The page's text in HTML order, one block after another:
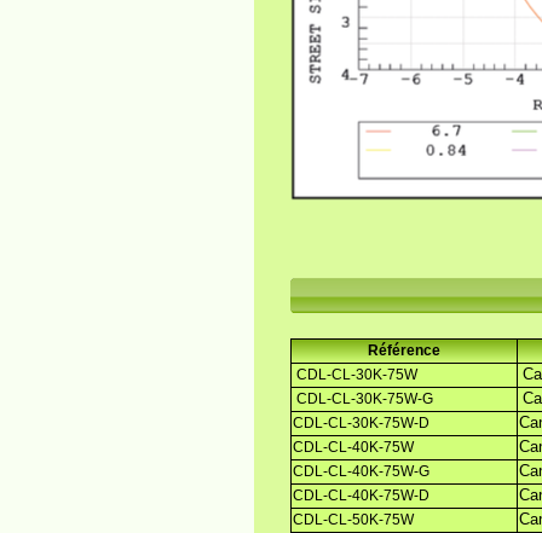
Référence
CDL-CL-30K-75W
CDL-CL-30K-75W-G
CDL-CL-30K-75W-D
CDL-CL-40K-75W
CDL-CL-40K-75W-G
CDL-CL-40K-75W-D
CDL-CL-50K-75W